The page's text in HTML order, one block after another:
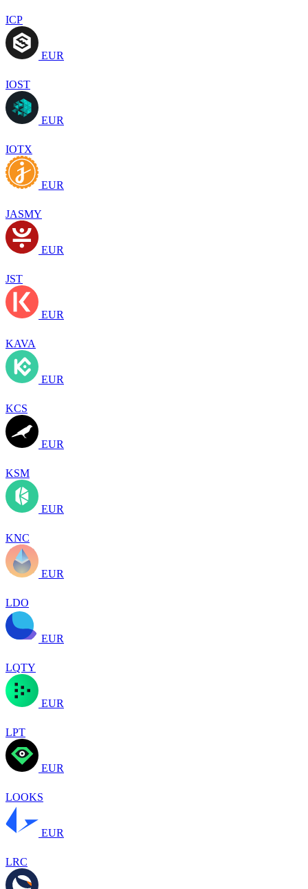
ICP
EUR
IOST
EUR
IOTX
EUR
JASMY
EUR
JST
EUR
KAVA
EUR
KCS
EUR
KSM
EUR
KNC
EUR
LDO
EUR
LQTY
EUR
LPT
EUR
LOOKS
EUR
LRC